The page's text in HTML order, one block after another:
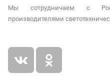
Мы сотрудничаем с
производителями